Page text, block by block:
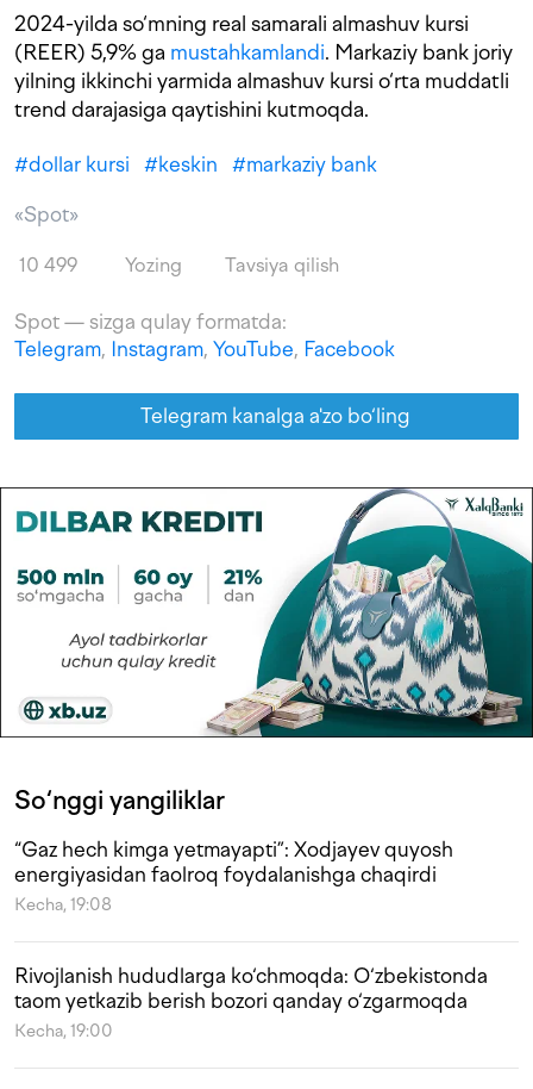
2024-yilda so‘mning real samarali almashuv kursi
(REER) 5,9% ga mustahkamlandi. Markaziy bank joriy
yilning ikkinchi yarmida almashuv kursi o‘rta muddatli
trend darajasiga qaytishini kutmoqda.
#dollar kursi #keskin #markaziy bank
«Spot»
10 499 Yozing Tavsiya qilish
Spot — sizga qulay formatda:
Telegram, Instagram, YouTube, Facebook
Telegram kanalga a'zo bo‘ling
So‘nggi yangiliklar
“Gaz hech kimga yetmayapti”: Xodjayev quyosh
energiyasidan faolroq foydalanishga chaqirdi
Kecha, 19:08
Rivojlanish hududlarga ko‘chmoqda: O‘zbekistonda
taom yetkazib berish bozori qanday o‘zgarmoqda
Kecha, 19:00